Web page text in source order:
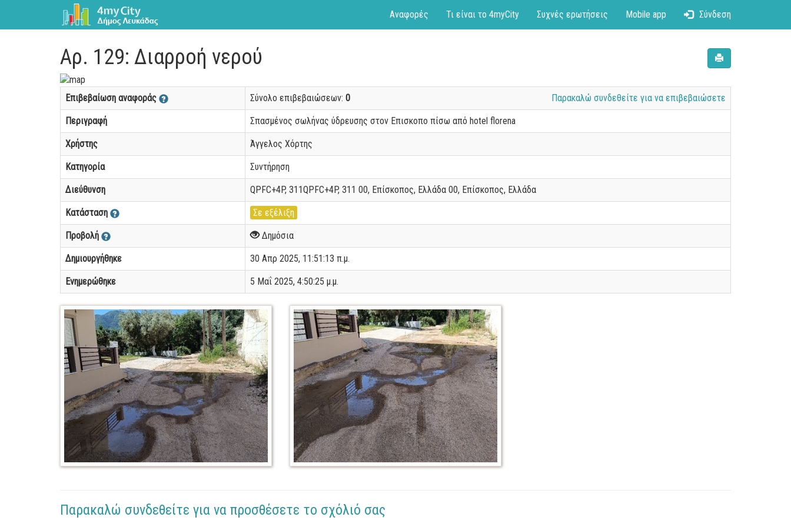
Αναφορές Τι είναι το 4myCity Συχνές ερωτήσεις Mobile app Σύνδεση
Αρ. 129: Διαρροή νερού
Επιβεβαίωση αναφοράς Σύνολο επιβεβαιώσεων: 0 Παρακαλώ συνδεθείτε για να επιβεβαιώσετε
Περιγραφή Σπασμένος σωλήνας ύδρευσης στον Επισκοπο πίσω από hotel florena
Χρήστης Άγγελος Χόρτης
Κατηγορία Συντήρηση
Διεύθυνση QPFC+4P, 311QPFC+4P, 311 00, Επίσκοπος, Ελλάδα 00, Επίσκοπος, Ελλάδα
Κατάσταση Σε εξέλιξη
Προβολή Δημόσια
Δημιουργήθηκε 30 Απρ 2025, 11:51:13 π.μ.
Ενημερώθηκε 5 Μαΐ 2025, 4:50:25 μ.μ.
Παρακαλώ συνδεθείτε για να προσθέσετε το σχόλιό σας